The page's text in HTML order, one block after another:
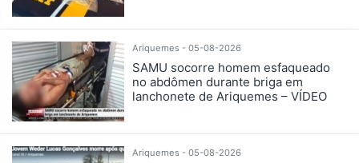
Ariquemes - 05-08-2026
SAMU socorre homem esfaqueado
no abdômen durante briga em
lanchonete de Ariquemes – VÍDEO
Ariquemes - 05-08-2026